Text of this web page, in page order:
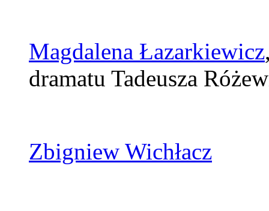
Magdalena Łazarkiewicz
dramatu Tadeusza
Zbigniew Wichłacz